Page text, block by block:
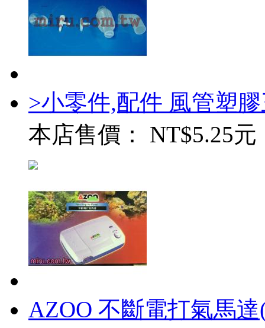
>小零件,配件 風管塑
本店售價： NT$5.25元
AZOO 不斷電打氣馬